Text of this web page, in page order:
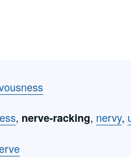
, nerve-racking, nervy,